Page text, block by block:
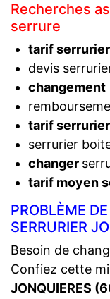
Recherches
serrure
tarif serrurier
devis
changement
tarif serrurier
serrurier
changer
tarif moyen
PROBLÈME
SERRURIER
Besoin de
Confiez cette
JONQUIERES